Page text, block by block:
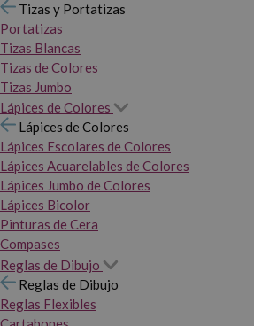
Tizas y Portatizas
Portatizas
Tizas Blancas
Tizas de Colores
Tizas Jumbo
Lápices de Colores
Lápices de Colores
Lápices Escolares de Colores
Lápices Acuarelables de Colores
Lápices Jumbo de Colores
Lápices Bicolor
Pinturas de Cera
Compases
Reglas de Dibujo
Reglas de Dibujo
Reglas Flexibles